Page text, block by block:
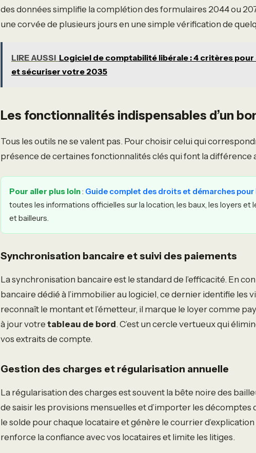
des données simplifie la complétion des formulaires 2044 ou
une corvée de plusieurs jours en une simple vérification de
LIRE AUSSI Logiciel de comptabilité libérale : 4 critères
et sécuriser votre 2035
Les fonctionnalités indispensables d’un
Tous les outils ne se valent pas. Pour choisir celui qui
présence de certaines fonctionnalités clés qui font la différence
Pour aller plus loin: Guide complet des droits et démarches
toutes les informations officielles sur la location, les baux, les loyers et
et bailleurs.
Synchronisation bancaire et suivi des paiements
La synchronisation bancaire est le standard de l’efficacité. En
bancaire dédié à l’immobilier au logiciel, ce dernier identifie les
reconnaît le montant et l’émetteur, il marque le loyer comme
à jour votre tableau de bord. C’est un cercle vertueux qui
vos extraits de compte.
Gestion des charges et régularisation annuelle
La régularisation des charges est souvent la bête noire des
de saisir les provisions mensuelles et d’importer les décomptes
le solde pour chaque locataire et génère le courrier
renforce la confiance avec vos locataires et limite les litiges.